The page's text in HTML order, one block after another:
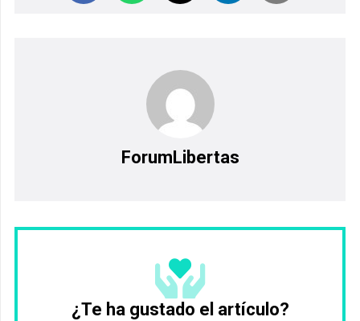
ForumLibertas
¿Te ha gustado el artículo?